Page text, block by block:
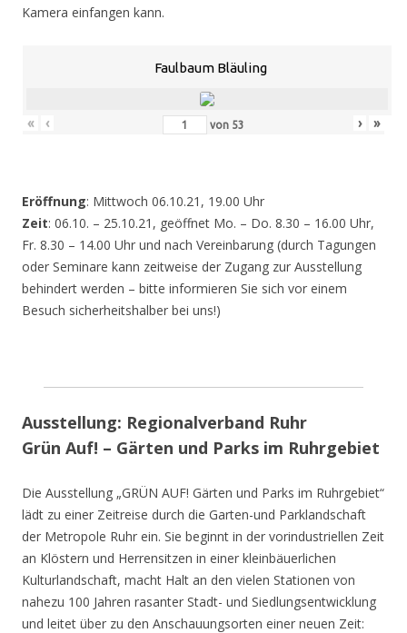
Kamera einfangen kann.
Faulbaum Bläuling
« ‹ von 53 › »
Eröffnung: Mittwoch 06.10.21, 19.00 Uhr
Zeit: 06.10. – 25.10.21, geöffnet Mo. – Do. 8.30 – 16.00 Uhr,
Fr. 8.30 – 14.00 Uhr und nach Vereinbarung (durch Tagungen
oder Seminare kann zeitweise der Zugang zur Ausstellung
behindert werden – bitte informieren Sie sich vor einem
Besuch sicherheitshalber bei uns!)
Ausstellung: Regionalverband Ruhr
Grün Auf! – Gärten und Parks im Ruhrgebiet
Die Ausstellung „GRÜN AUF! Gärten und Parks im Ruhrgebiet“
lädt zu einer Zeitreise durch die Garten-und Parklandschaft
der Metropole Ruhr ein. Sie beginnt in der vorindustriellen Zeit
an Klöstern und Herrensitzen in einer kleinbäuerlichen
Kulturlandschaft, macht Halt an den vielen Stationen von
nahezu 100 Jahren rasanter Stadt- und Siedlungsentwicklung
und leitet über zu den Anschauungsorten einer neuen Zeit: